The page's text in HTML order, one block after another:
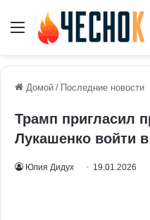
Меню
Домой / Последние новости
Трамп пригласил
Лукашенко войти
Юлия Дидух 19.01.2026